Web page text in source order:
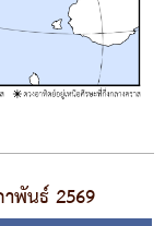
พันธ์ 2569